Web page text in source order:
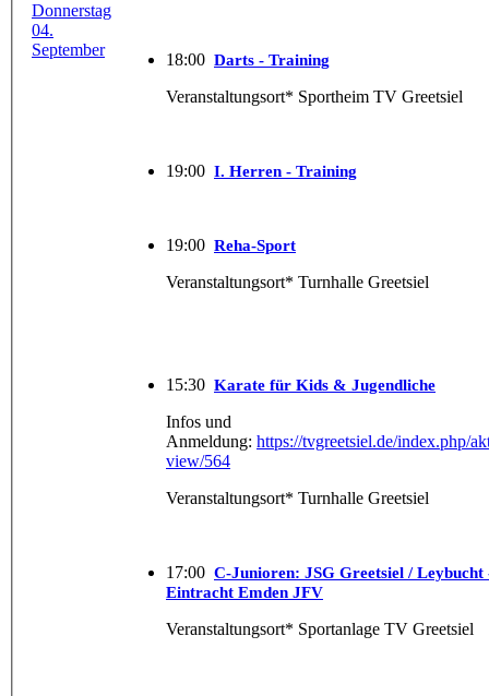
Donnerstag
04.
September
18:00 Darts - Training
Veranstaltungsort* Sportheim TV Greetsiel
19:00 I. Herren - Training
19:00 Reha-Sport
Veranstaltungsort* Turnhalle Greetsiel
15:30 Karate für Kids & Jugendliche
Infos und
Anmeldung: https://tvgreetsiel.de/index.php/
view/564
Veranstaltungsort* Turnhalle Greetsiel
17:00 C-Junioren: JSG Greetsiel /​ Leybucht
Eintracht Emden JFV
Veranstaltungsort* Sportanlage TV Greetsiel